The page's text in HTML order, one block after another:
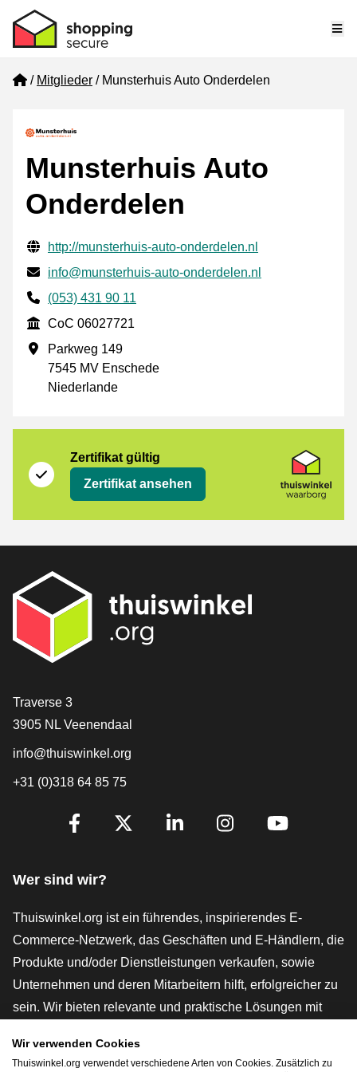
Home
Mitglieder Munsterhuis Auto Onderdelen
Munsterhuis Auto
Onderdelen
Geprüfte Kontaktinformationen
Website URL
http://munsterhuis-auto-onderdelen.nl
E-mail
info@munsterhuis-auto-onderdelen.nl
Phone number
(053) 431 90 11
CoC
CoC 06027721
Geschäftsadresse
Parkweg 149
7545 MV Enschede
Niederlande
Zertifikat gültig
Zertifikat ansehen
[_General:Contact]
Traverse 3
3905 NL Veenendaal
info@thuiswinkel.org
+31 (0)318 64 85 75
[_General:SocialMediaTitle]
Wer sind wir?
Thuiswinkel.org ist ein führendes, inspirierendes E-
Commerce-Netzwerk, das Geschäften und E-Händlern, die
Produkte und/oder Dienstleistungen verkaufen, sowie
Unternehmen und deren Mitarbeitern hilft, erfolgreicher zu
sein. Wir bieten relevante und praktische Lösungen mit
rechtlichen Instrumenten und Beratung,
Wir verwenden Cookies
Thuiswinkel.org verwendet verschiedene Arten von Cookies. Zusätzlich zu